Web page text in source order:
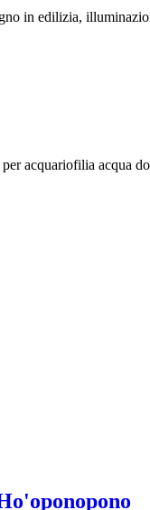
in edilizia,
acquariofilia acqua